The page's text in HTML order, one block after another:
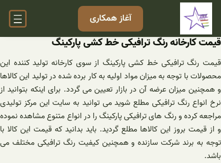
رفتن
محتوا
آغاز همکاری
قیمت کارخانه رنگ ترافیکی خط کشی پارکینگ
قیمت رنگ ترافیکی خط کشی پارکینگ از سوی کارخانه تولید کننده این
محصولات با توجه به میزان مواد اولیه به کار برده شده در تولید این کالاها
و همچنین میزان عرضه آن در بازار تعیین می‌ گردد. برای اینکه بتوانید از
نرخ انواع رنگ ترافیکی مطلع شوید می توانید به سایت این مرکز تولیدی
مراجعه کرده و رنگ های ترافیکی پارکینگ را در انواع متنوع مشاهده نموده
و از قیمت بروز این کالاها مطلع گردید. باید بدانید که قیمت این کالا با
توجه به برند شرکت سازنده و همچنین کیفیت رنگ ترافیکی مختلف می
باشد.